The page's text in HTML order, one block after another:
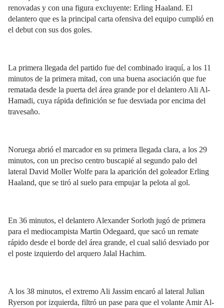
renovadas y con una figura excluyente: Erling Haaland. El
delantero que es la principal carta ofensiva del equipo cumplió en
el debut con sus dos goles.
La primera llegada del partido fue del combinado iraquí, a los 11
minutos de la primera mitad, con una buena asociación que fue
rematada desde la puerta del área grande por el delantero Ali Al-
Hamadi, cuya rápida definición se fue desviada por encima del
travesaño.
Noruega abrió el marcador en su primera llegada clara, a los 29
minutos, con un preciso centro buscapié al segundo palo del
lateral David Moller Wolfe para la aparición del goleador Erling
Haaland, que se tiró al suelo para empujar la pelota al gol.
En 36 minutos, el delantero Alexander Sorloth jugó de primera
para el mediocampista Martin Odegaard, que sacó un remate
rápido desde el borde del área grande, el cual salió desviado por
el poste izquierdo del arquero Jalal Hachim.
A los 38 minutos, el extremo Ali Jassim encaró al lateral Julian
Ryerson por izquierda, filtró un pase para que el volante Amir Al-